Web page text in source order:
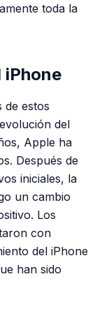
toda la
iPhone
de estos
del
Apple ha
Después de
iniciales, la
un cambio
Los
con
del iPhone
han sido